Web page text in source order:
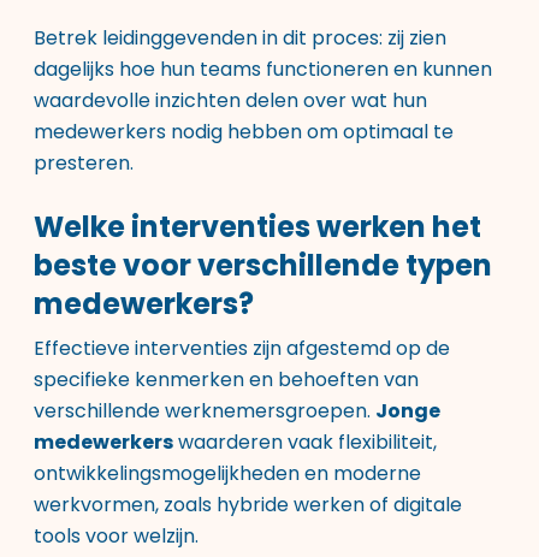
Betrek leidinggevenden in dit proces: zij zien
dagelijks hoe hun teams functioneren en kunnen
waardevolle inzichten delen over wat hun
medewerkers nodig hebben om optimaal te
presteren.
Welke interventies werken het
beste voor verschillende typen
medewerkers?
Effectieve interventies zijn afgestemd op de
specifieke kenmerken en behoeften van
verschillende werknemersgroepen. Jonge
medewerkerswaarderen vaak flexibiliteit,
ontwikkelingsmogelijkheden en moderne
werkvormen, zoals hybride werken of digitale
tools voor welzijn.